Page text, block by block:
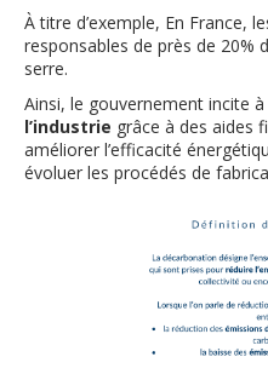
À titre d’exemple, En France,
responsables de près de 20%
serre.
Ainsi, le gouvernement incite à
l’industrie grâce à des aides
améliorer l’efficacité
évoluer les procédés de